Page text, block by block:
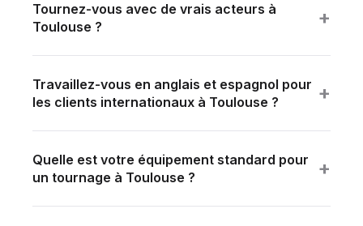
Tournez-vous avec de vrais acteurs à
Toulouse ?
+
Travaillez-vous en anglais et espagnol pour
les clients internationaux à Toulouse ?
+
projet.
Quelle est votre équipement standard pour
un tournage à Toulouse ?
+